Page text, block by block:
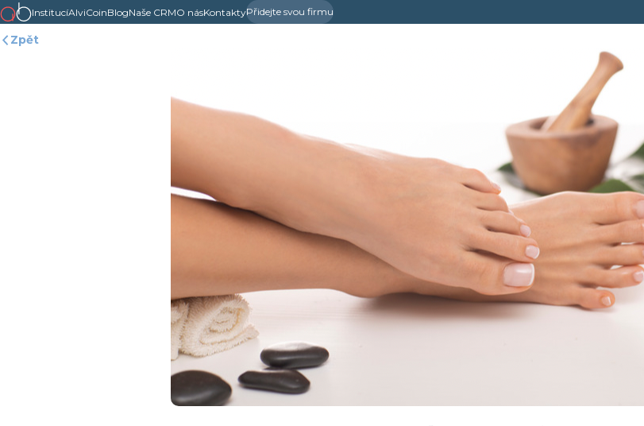
InstitucíAlviCoinBlogNaše CRMO násKontaktyPřidejte svou firmu
Zpět